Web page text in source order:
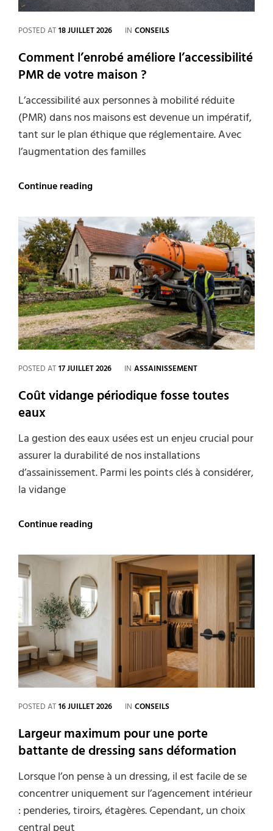
POSTED AT18 JUILLET 2026 IN CATEGORIES
CONSEILS
Comment l’enrobé améliore l’accessibilité
PMR de votre maison ?
L’accessibilité aux personnes à mobilité réduite
(PMR) dans nos maisons est devenue un impératif,
tant sur le plan éthique que réglementaire. Avec
l’augmentation des familles
Continue readingComment
l’accessibilité
PMR
de
votre
maison
?
POSTED AT17 JUILLET 2026 IN CATEGORIES
ASSAINISSEMENT
Coût vidange périodique fosse toutes
eaux
La gestion des eaux usées est un enjeu crucial pour
assurer la durabilité de nos installations
d’assainissement. Parmi les points clés à considérer,
la vidange
Continue readingCoût
fosse
toutes
eaux
POSTED AT16 JUILLET 2026 IN CATEGORIES
CONSEILS
Largeur maximum pour une porte
battante de dressing sans déformation
Lorsque l’on pense à un dressing, il est facile de se
concentrer uniquement sur l’agencement intérieur
: penderies, tiroirs, étagères. Cependant, un choix